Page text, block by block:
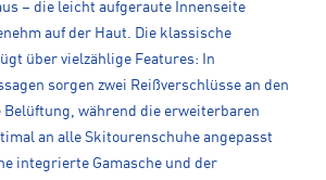
– die leicht aufgeraute Innenseite
auf der Haut. Die klassische
über vielzählige Features: In
sorgen zwei Reißverschlüsse an den
Belüftung, während die erweiterbaren
an alle Skitourenschuhe angepasst
integrierte Gamasche und der